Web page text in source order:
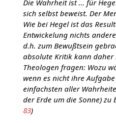
Die Wahrheit ist ... für
sich selbst beweist. Der
Wie bei Hegel ist das
Entwickelung nichts
d.h. zum Bewußtsein
absolute Kritik kann
Theologen fragen: Wozu
wenn es nicht ihre
einfachsten aller
der Erde um die Sonne) zu
83)